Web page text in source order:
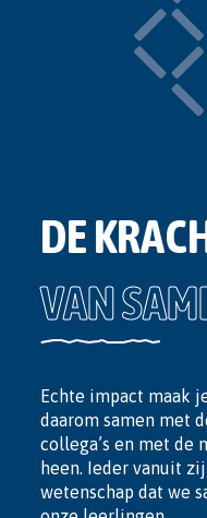
DE
VAN
Echte impact maak
daarom samen met
collega’s en met de
heen. Ieder vanuit
wetenschap dat we